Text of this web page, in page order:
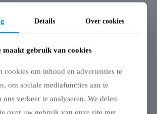
0
Details Over cookies
maakt gebruik van cookies
cookies om inhoud en advertenties te
om sociale mediafuncties aan te
ons verkeer te analyseren. We delen
over uw gebruik van onze site met